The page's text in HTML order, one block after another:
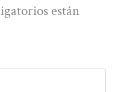
están